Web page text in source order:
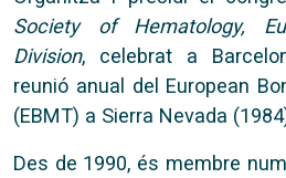
Society of Hematology,
Division, celebrat a
reunió anual del European
(EBMT) a Sierra Nevada
Des de 1990, és membre